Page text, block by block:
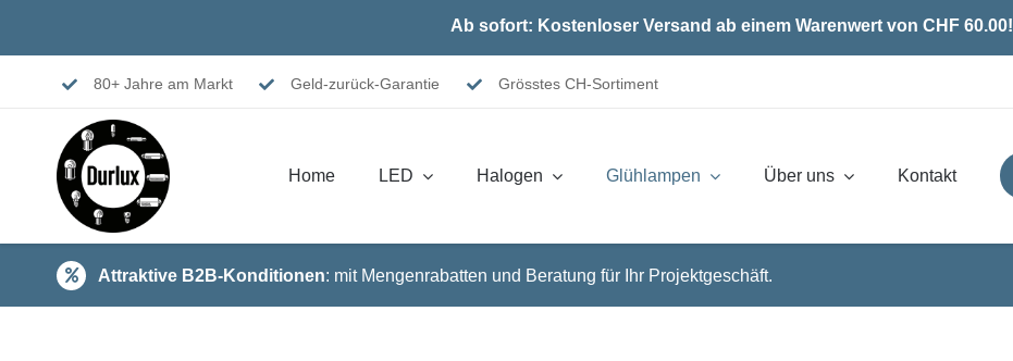
Ab sofort: Kostenloser Versand ab einem Warenwert von CHF 60.00!
80+ Jahre am Markt Geld-zurück-Garantie Grösstes CH-Sortiment
Home LED Halogen Glühlampen Über uns Kontakt
Attraktive B2B-Konditionen: mit Mengenrabatten und Beratung für Ihr Projektgeschäft.